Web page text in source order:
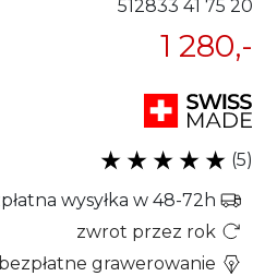
512833 41 75 20
1 280,-
(5)
wysyłka w 48-72h
zwrot przez rok
bezpłatne grawerowanie